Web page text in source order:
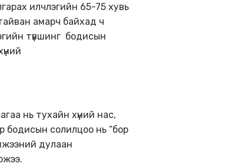
илчлэгийн 65-75 хувь
амарч байхад ч
түвшинг бодисын
нь тухайн хүний нас,
бодисын солилцоо нь “бор
дулаан